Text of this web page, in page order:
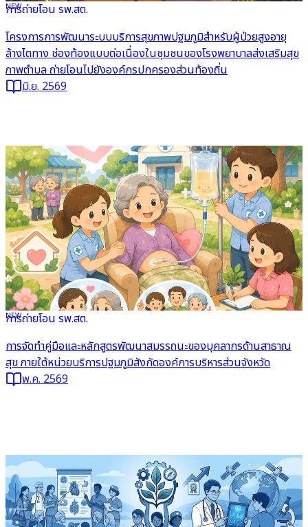
อ่านต่อ
NEW
การถ่ายโอน รพ.สต.
โครงการการพัฒนาระบบบริการสุขภาพปฐมภูมิสำหรับผู้ป่วยสูงอายุ
ล้างไตทาง ช่องท้องแบบต่อเนื่องในชุมชนของโรงพยาบาลส่งเสริมสุข
ภาพตำบล ถ่ายโอนไปยังองค์กรปกครองส่วนท้องถิ่น
มิ.ย. 2569
อ่านต่อ
NEW
การถ่ายโอน รพ.สต.
การจัดทำคู่มือและหลักสูตรพัฒนาสมรรถนะของบุคลากรด้านสาธาณ
สุข ภายใต้หน่วยบริการปฐมภูมิสังกัดองค์การบริหารส่วนจังหวัด
พ.ค. 2569